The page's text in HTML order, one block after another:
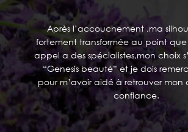
Après l’accouchement ,ma
fortement transformée au point que
appel a des spécialistes,mon choix
“Genesis beauté” et je dois
pour m’avoir aidé à retrouver mon
confiance.